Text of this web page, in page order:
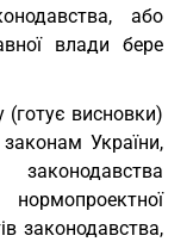
або
влади бере
(готує висновки)
законам України,
законодавства,